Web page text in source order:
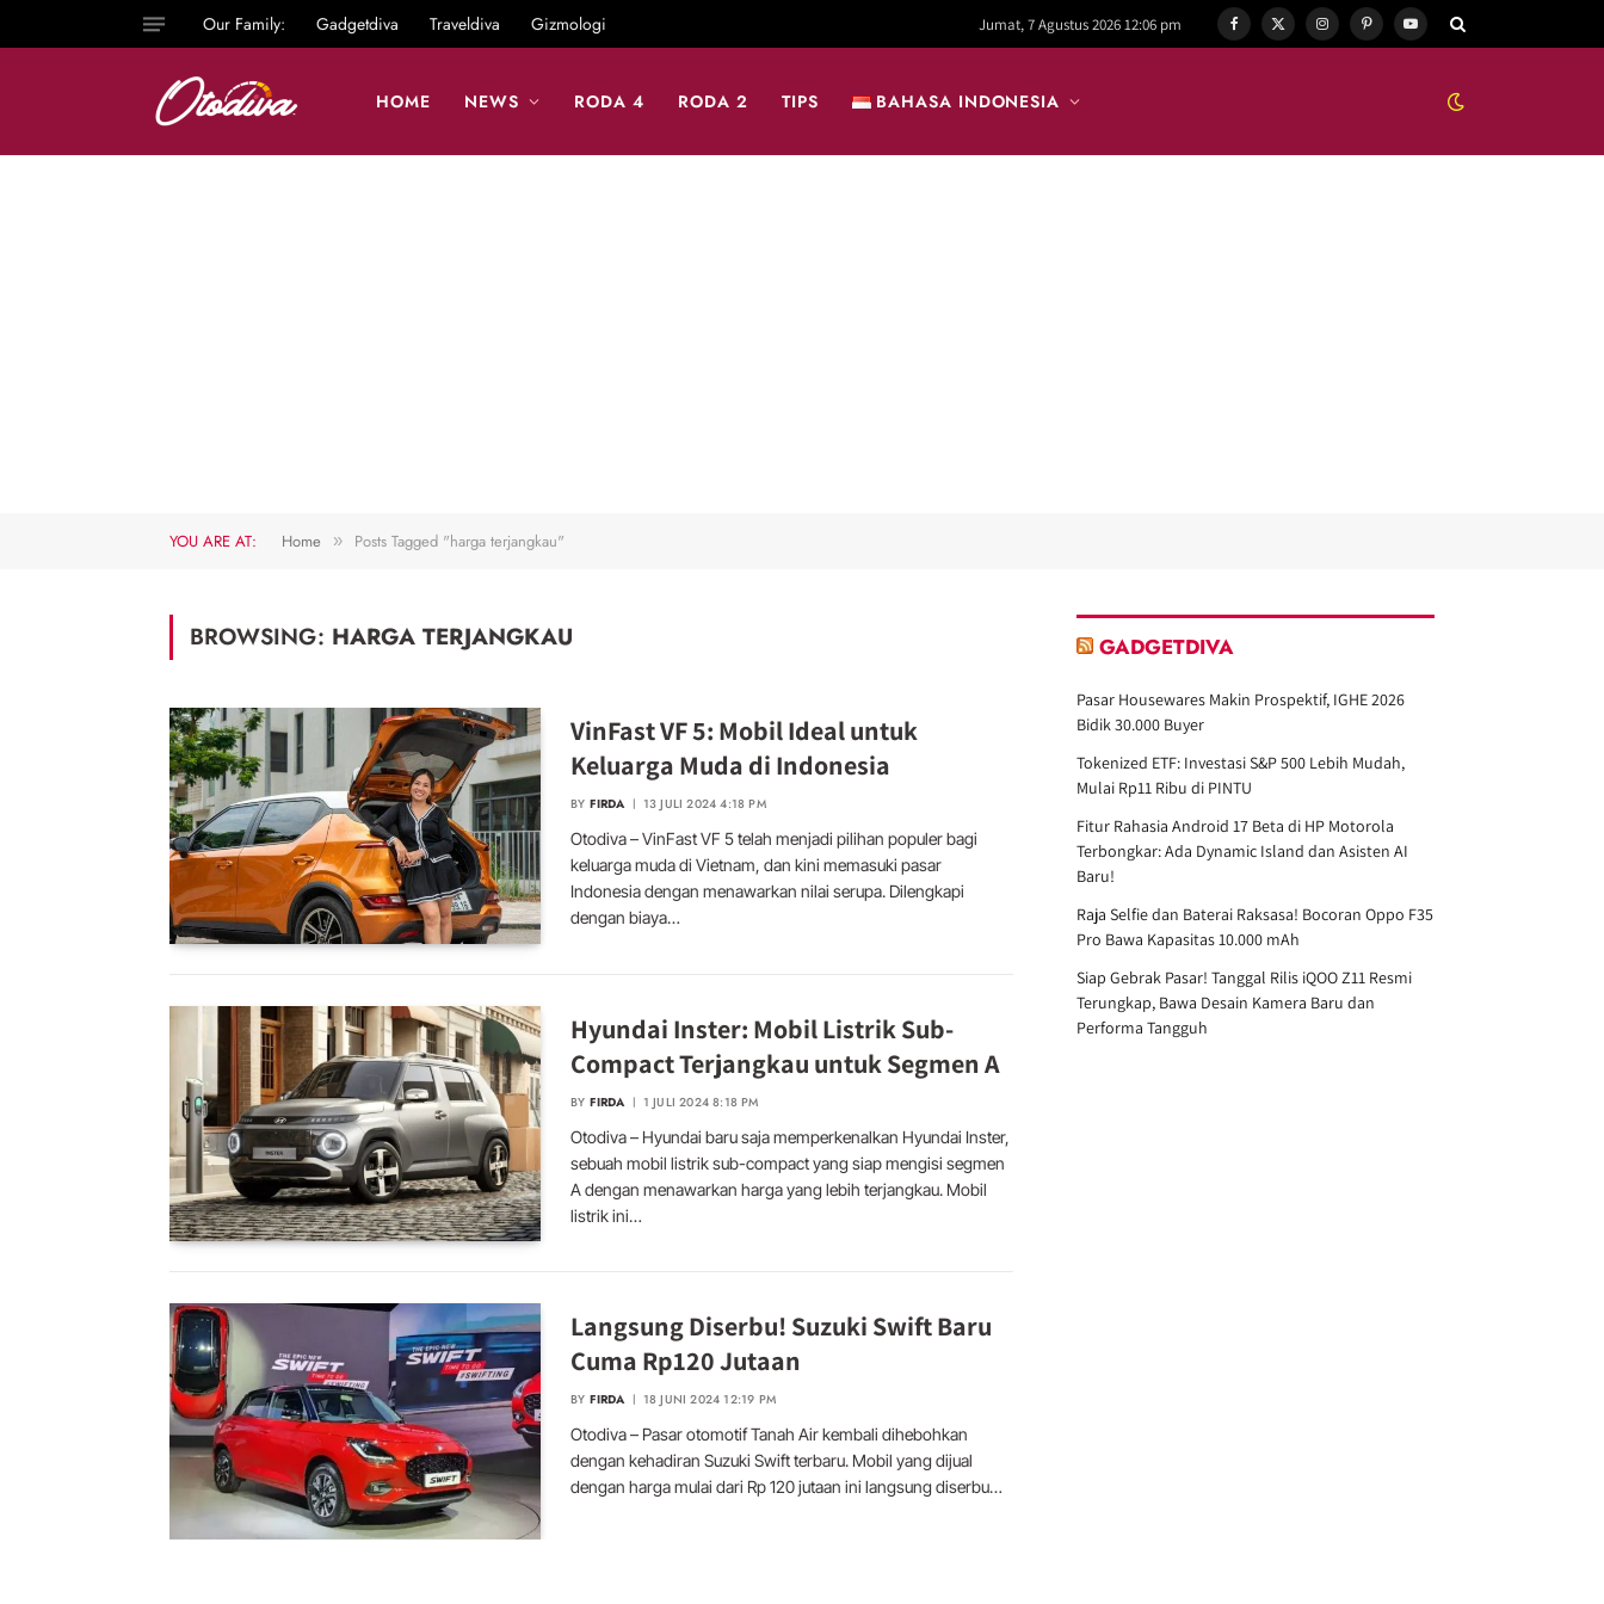
Our Family: Gadgetdiva Traveldiva Gizmologi Jumat, 7 Agustus 2026 12:06 pm Facebook
X
InstagramPinterestYouTube
HOME NEWS RODA 4 RODA 2 TIPS BAHASA INDONESIA
YOU ARE AT: Home » Posts Tagged "harga terjangkau"
BROWSING: HARGA TERJANGKAU
VinFast VF 5: Mobil Ideal untuk
Keluarga Muda di Indonesia
BY FIRDA 13 JULI 2024 4:18 PM
Otodiva – VinFast VF 5 telah menjadi pilihan populer bagi
keluarga muda di Vietnam, dan kini memasuki pasar
Indonesia dengan menawarkan nilai serupa. Dilengkapi
dengan biaya…
Hyundai Inster: Mobil Listrik Sub-
Compact Terjangkau untuk Segmen A
BY FIRDA 1 JULI 2024 8:18 PM
Otodiva – Hyundai baru saja memperkenalkan Hyundai Inster,
sebuah mobil listrik sub-compact yang siap mengisi segmen
A dengan menawarkan harga yang lebih terjangkau. Mobil
listrik ini…
Langsung Diserbu! Suzuki Swift Baru
Cuma Rp120 Jutaan
BY FIRDA 18 JUNI 2024 12:19 PM
Otodiva – Pasar otomotif Tanah Air kembali dihebohkan
dengan kehadiran Suzuki Swift terbaru. Mobil yang dijual
dengan harga mulai dari Rp 120 jutaan ini langsung diserbu…
GADGETDIVA
Pasar Housewares Makin Prospektif, IGHE 2026
Bidik 30.000 Buyer
Tokenized ETF: Investasi S&P 500 Lebih Mudah,
Mulai Rp11 Ribu di PINTU
Fitur Rahasia Android 17 Beta di HP Motorola
Terbongkar: Ada Dynamic Island dan Asisten AI
Baru!
Raja Selfie dan Baterai Raksasa! Bocoran Oppo F35
Pro Bawa Kapasitas 10.000 mAh
Siap Gebrak Pasar! Tanggal Rilis iQOO Z11 Resmi
Terungkap, Bawa Desain Kamera Baru dan
Performa Tangguh